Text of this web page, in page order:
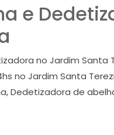
e
no Jardim Santa
no Jardim Santa
Dedetizadora de